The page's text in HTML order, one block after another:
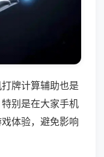
牌计算辅助也是
别是在大家手机
体验，避免影响